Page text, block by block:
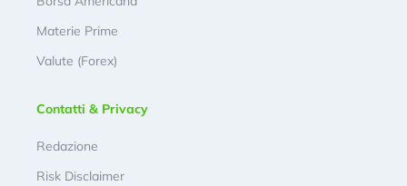
Materie Prime
Valute (Forex)
Contatti & Privacy
Redazione
Risk Disclaimer